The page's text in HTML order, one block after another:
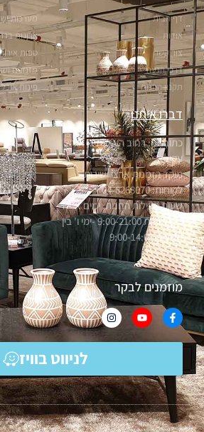
דף הבית
אודות
צור קשר
דרכי הגעה
תקנון החנות
מערכות
ארונות
ספות
מזנונים
פינות אוכל
דברו איתנו
כתובתנו: רחוב הערבה 1, אור
עקיבא
מוקד הזמנות ארצי ושירות
לקוחות: 04-8268070
שעות פעילות החנות: ימים א'-ה'
בין השעות 9:00-21:00 -ימי ו' בין
השעות 9:00-14:00
מוזמנים לבקר
לניווט בוויז